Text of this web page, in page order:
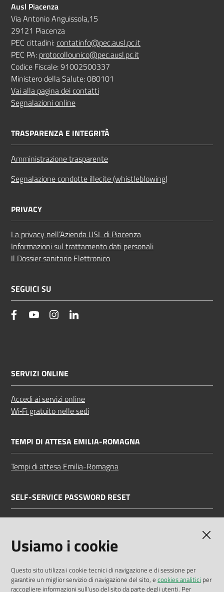
Ausl Piacenza
Via Antonio Anguissola,15
29121 Piacenza
PEC cittadini:contatinfo@pec.ausl.pc.it
PEC PA: protocollounico@pec.ausl.pc.it
Codice Fiscale: 91002500337
Ministero della Salute: 080101
Vai alla pagina dei contatti
Segnalazioni online
TRASPARENZA E INTEGRITÀ
Amministrazione trasparente
Segnalazione condotte illecite (whistleblowing)
PRIVACY
La privacy nell’Azienda USL di Piacenza
Informazioni sul trattamento dati personali
Il Dossier sanitario Elettronico
SEGUICI SU
facebookYouTube Instagram
SERVIZI ONLINE
Accedi ai servizi online
Wi‑Fi gratuito nelle sedi
TEMPI DI ATTESA EMILIA-ROMAGNA
Tempi di attesa Emilia-Romagna
SELF-SERVICE PASSWORD RESET
Dichiarazione di accessibilità
Usiamo i cookie
Questo sito utilizza i cookie tecnici di navigazione e di sessione per
garantire un miglior servizio di navigazione del sito, e cookies analitici per
raccogliere informazioni sull'uso del sito da parte degli utenti. Per